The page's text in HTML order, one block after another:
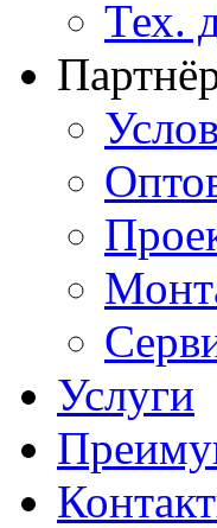
Тех.
Услуги